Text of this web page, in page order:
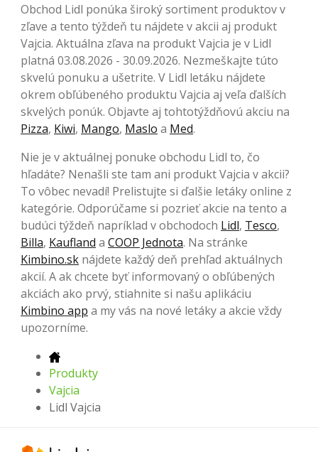
Obchod Lidl ponúka široký sortiment produktov v
zľave a tento týždeň tu nájdete v akcii aj produkt
Vajcia. Aktuálna zľava na produkt Vajcia je v Lidl
platná 03.08.2026 - 30.09.2026. Nezmeškajte túto
skvelú ponuku a ušetrite. V Lidl letáku nájdete
okrem obľúbeného produktu Vajcia aj veľa ďalších
skvelých ponúk. Objavte aj tohtotýždňovú akciu na
Pizza, Kiwi, Mango, Maslo a Med.
Nie je v aktuálnej ponuke obchodu Lidl to, čo
hľadáte? Nenašli ste tam ani produkt Vajcia v akcii?
To vôbec nevadí! Prelistujte si ďalšie letáky online z
kategórie. Odporúčame si pozrieť akcie na tento a
budúci týždeň napríklad v obchodoch Lidl, Tesco,
Billa, Kaufland a COOP Jednota. Na stránke
Kimbino.sk nájdete každý deň prehľad aktuálnych
akcií. A ak chcete byť informovaný o obľúbených
akciách ako prvý, stiahnite si našu aplikáciu
Kimbino app a my vás na nové letáky a akcie vždy
upozorníme.
Produkty
Vajcia
Lidl Vajcia